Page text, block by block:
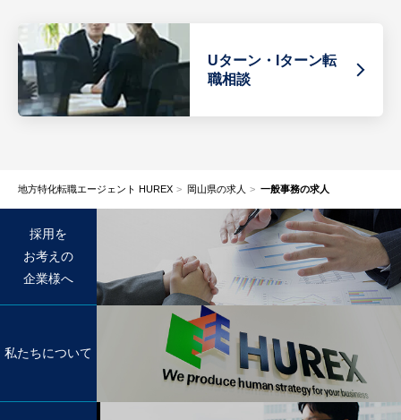
Uターン・Iターン転
職相談
地方特化転職エージェント HUREX 岡山県の求人 一般事務の求人
私たちについて
採用を
お考えの
企業様へ